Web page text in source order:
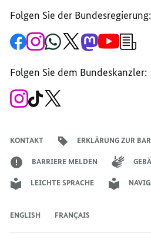
Folgen Sie der Bundesregierung:
Zur
Facebook-
Bundesregierung
Zum
Instagram-
der
Bundesregierung
Zum
WhatsApp-
der
Bundesregierung
Zum
X-
Zum
Mastodon-
der
Zum
YouTube-
Folgen Sie dem Bundeskanzler:
Zum
Instagram-
Zum
TikTok-
KONTAKT ERKLÄRUNG ZUR
BARRIERE MELDEN
LEICHTE SPRACHE
ENGLISH FRANÇAIS